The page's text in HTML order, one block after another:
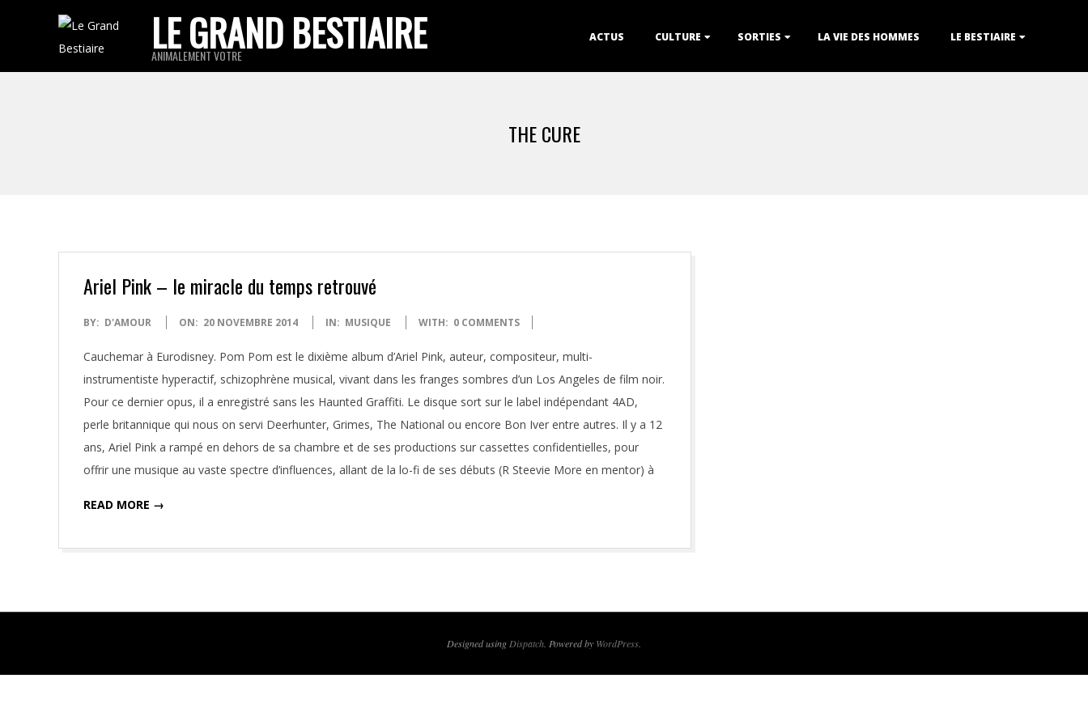
LE GRAND BESTIAIRE
ANIMALEMENT VOTRE
Menu
ACTUS CULTURE SORTIES LA VIE DES HOMMES LE BESTIAIRE
THE CURE
Ariel Pink – le miracle du temps retrouvé
2014-
20
BY: D'AMOUR ON: 20 NOVEMBRE 2014 IN: MUSIQUE WITH: 0 COMMENTS
Cauchemar à Eurodisney. Pom Pom est le dixième album d’Ariel Pink, auteur, compositeur, multi-
instrumentiste hyperactif, schizophrène musical, vivant dans les franges sombres d’un Los Angeles de film noir.
Pour ce dernier opus, il a enregistré sans les Haunted Graffiti. Le disque sort sur le label indépendant 4AD,
perle britannique qui nous on servi Deerhunter, Grimes, The National ou encore Bon Iver entre autres. Il y a 12
ans, Ariel Pink a rampé en dehors de sa chambre et de ses productions sur cassettes confidentielles, pour
offrir une musique au vaste spectre d’influences, allant de la lo-fi de ses débuts (R Steevie More en mentor) à
READ MORE →
Designed using Dispatch . Powered by WordPress